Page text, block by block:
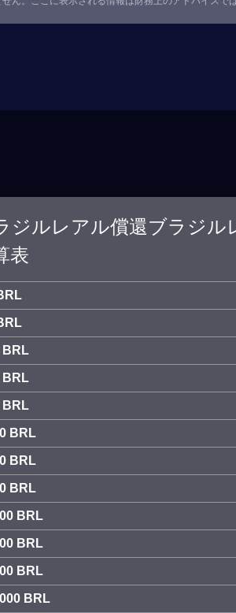
ジルレアル償還ブラジル
表
BRL
BRL
BRL
BRL
BRL
BRL
BRL
BRL
BRL
BRL